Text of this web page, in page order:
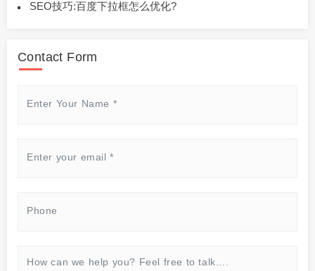
SEO技巧:百度下拉框怎么优化?
Contact Form